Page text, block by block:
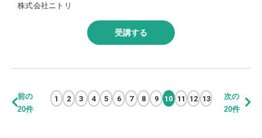
株式会社ニトリ
受講する
前の
20件
1 2 3 4 5 6 7 8 9 10 11 12 13
次の
20件